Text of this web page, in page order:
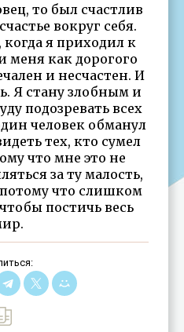
то был счастлив
вокруг себя.
я приходил к
как дорогого
и несчастен. И
Я стану злобным и
подозревать всех
человек обманул
тех, кто сумел
что мне это не
за ту малость,
что слишком
постичь весь